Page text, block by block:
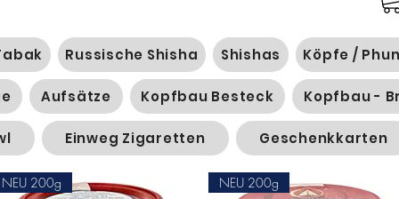
Russische Shisha Shishas Köpfe /
Aufsätze Kopfbau Besteck Kopfbau -
Einweg Zigaretten Geschenkkarten
NEU 200g NEU 200g